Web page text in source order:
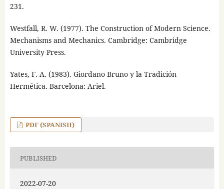
231.
Westfall, R. W. (1977). The Construction of Modern Science.
Mechanisms and Mechanics. Cambridge: Cambridge
University Press.
Yates, F. A. (1983). Giordano Bruno y la Tradición
Hermética. Barcelona: Ariel.
PDF (SPANISH)
PUBLISHED
2022-07-20